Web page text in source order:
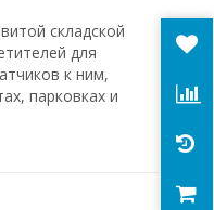
складской
для
к ним,
парковках и